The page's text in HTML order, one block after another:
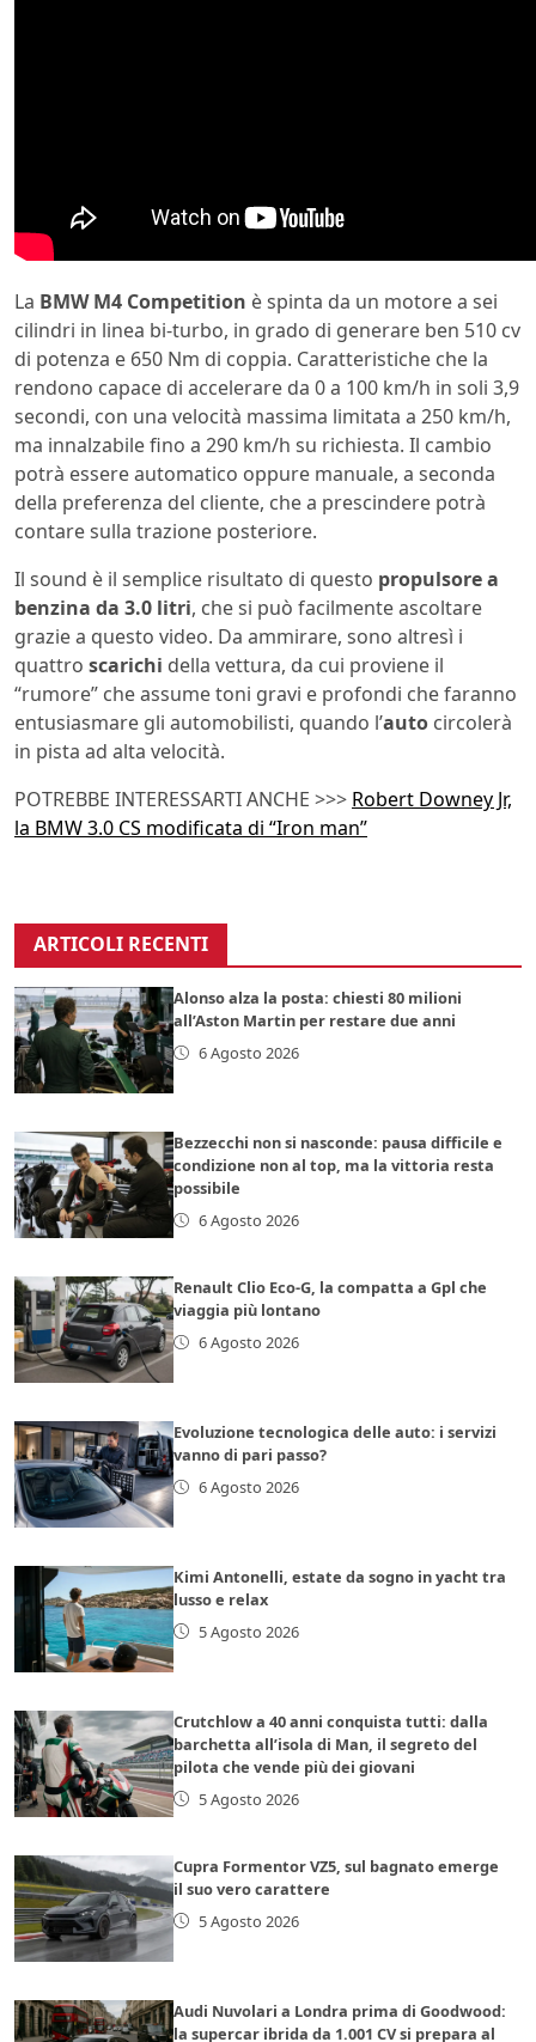
La BMW M4 Competition è spinta da un motore a sei
cilindri in linea bi-turbo, in grado di generare ben 510 cv
di potenza e 650 Nm di coppia. Caratteristiche che la
rendono capace di accelerare da 0 a 100 km/h in soli 3,9
secondi, con una velocità massima limitata a 250 km/h,
ma innalzabile fino a 290 km/h su richiesta. Il cambio
potrà essere automatico oppure manuale, a seconda
della preferenza del cliente, che a prescindere potrà
contare sulla trazione posteriore.
Il sound è il semplice risultato di questo propulsore a
benzina da 3.0 litri, che si può facilmente ascoltare
grazie a questo video. Da ammirare, sono altresì i
quattro scarichi della vettura, da cui proviene il
“rumore” che assume toni gravi e profondi che faranno
entusiasmare gli automobilisti, quando l’auto circolerà
in pista ad alta velocità.
POTREBBE INTERESSARTI ANCHE >>> Robert Downey Jr,
la BMW 3.0 CS modificata di “Iron man”
ARTICOLI RECENTI
Alonso alza la posta: chiesti 80 milioni
all’Aston Martin per restare due anni
6 Agosto 2026
Bezzecchi non si nasconde: pausa difficile e
condizione non al top, ma la vittoria resta
possibile
6 Agosto 2026
Renault Clio Eco-G, la compatta a Gpl che
viaggia più lontano
6 Agosto 2026
Evoluzione tecnologica delle auto: i servizi
vanno di pari passo?
6 Agosto 2026
Kimi Antonelli, estate da sogno in yacht tra
lusso e relax
5 Agosto 2026
Crutchlow a 40 anni conquista tutti: dalla
barchetta all’isola di Man, il segreto del
pilota che vende più dei giovani
5 Agosto 2026
Cupra Formentor VZ5, sul bagnato emerge
il suo vero carattere
5 Agosto 2026
Audi Nuvolari a Londra prima di Goodwood:
la supercar ibrida da 1.001 CV si prepara al